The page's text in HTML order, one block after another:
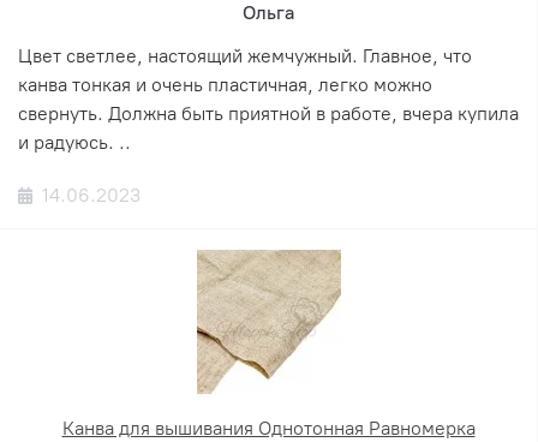
Ольга
Цвет светлее, настоящий жемчужный. Главное, что
канва тонкая и очень пластичная, легко можно
свернуть. Должна быть приятной в работе, вчера купила
и радуюсь. ..
14.06.2023
Канва для вышивания Однотонная Равномерка